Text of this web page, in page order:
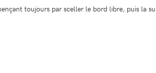
toujours par sceller le bord libre, puis la